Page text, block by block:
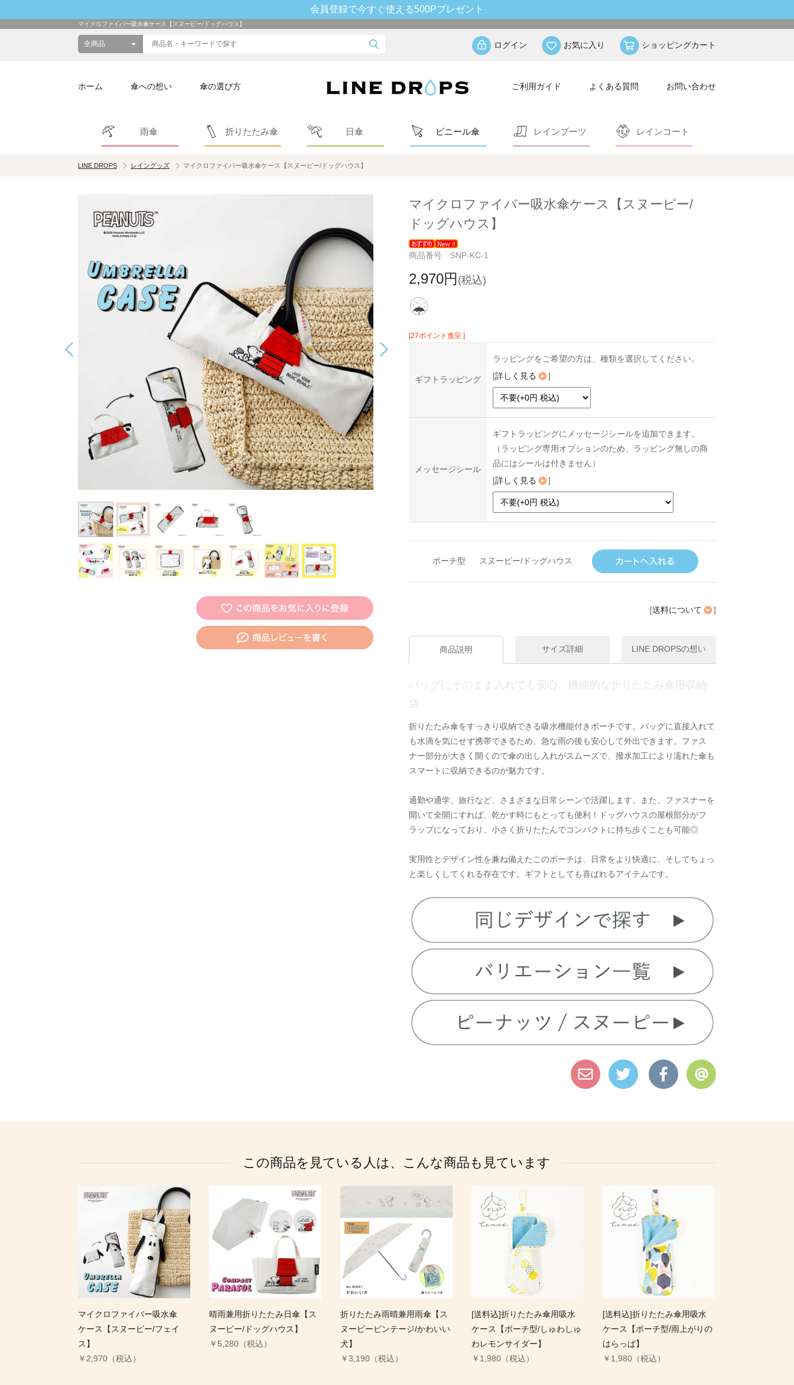
会員登録で今すぐ使える500Pプレゼント
マイクロファイバー吸水傘ケース【スヌーピー/ドッグハウス】
ログイン お気に入り ショッピングカート
ホーム 傘への想い 傘の選び方 ご利用ガイド よくある質問 お問い合わせ
雨傘 折りたたみ傘 日傘 ビニール傘 レインブーツ レインコート
LINE DROPS レイングッズ マイクロファイバー吸水傘ケース【スヌーピー/ドッグハウス】
マイクロファイバー吸水傘ケース【スヌーピー/
ドッグハウス】
商品番号 SNP-KC-1
2,970円 (税込)
[27ポイント進呈 ]
ギフトラッピング
ラッピングをご希望の方は、種類を選択してください。
[詳しく見る ]
メッセージシール
ギフトラッピングにメッセージシールを追加できます。
（ラッピング専用オプションのため、ラッピング無しの商
品にはシールは付きません）
[詳しく見る ]
ポーチ型 スヌーピー/ドッグハウス
[送料について ]
商品説明 サイズ詳細 LINE DROPSの想い
バッグにそのまま入れても安心。機能的な折りたたみ傘用収納
袋
折りたたみ傘をすっきり収納できる吸水機能付きポーチです。バッグに直接入れて
も水滴を気にせず携帯できるため、急な雨の後も安心して外出できます。ファス
ナー部分が大きく開くので傘の出し入れがスムーズで、撥水加工により濡れた傘も
スマートに収納できるのが魅力です。
通勤や通学、旅行など、さまざまな日常シーンで活躍します。また、ファスナーを
開いて全開にすれば、乾かす時にもとっても便利！ドッグハウスの屋根部分がフ
ラップになっており、小さく折りたたんでコンパクトに持ち歩くことも可能◎
実用性とデザイン性を兼ね備えたこのポーチは、日常をより快適に、そしてちょっ
と楽しくしてくれる存在です。ギフトとしても喜ばれるアイテムです。
この商品を見ている人は、こんな商品も見ています
マイクロファイバー吸水傘
ケース【スヌーピー/フェイ
ス】
￥2,970（税込）
晴雨兼用折りたたみ日傘【ス
ヌーピー/ドッグハウス】
￥5,280（税込）
折りたたみ雨晴兼用雨傘【ス
ヌーピービンテージ/かわいい
犬】
￥3,190（税込）
[送料込]折りたたみ傘用吸水
ケース【ポーチ型/しゅわしゅ
わレモンサイダー】
￥1,980（税込）
[送料込]折りたたみ傘用吸水
ケース【ポーチ型/雨上がりの
はらっぱ】
￥1,980（税込）